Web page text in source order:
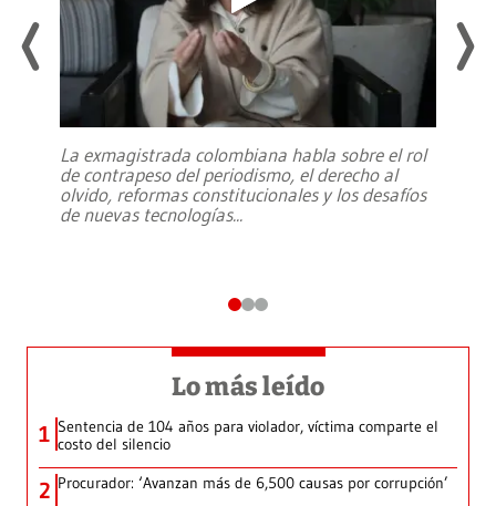
La exmagistrada colombiana habla sobre el rol
de contrapeso del periodismo, el derecho al
olvido, reformas constitucionales y los desafíos
de nuevas tecnologías...
Lo más leído
1 Sentencia de 104 años para violador, víctima comparte el
costo del silencio
2 Procurador: ‘Avanzan más de 6,500 causas por corrupción’